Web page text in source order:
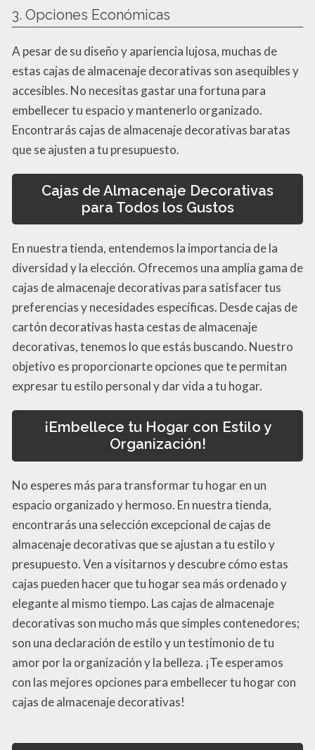
3. Opciones Económicas
A pesar de su diseño y apariencia lujosa, muchas de
estas cajas de almacenaje decorativas son asequibles y
accesibles. No necesitas gastar una fortuna para
embellecer tu espacio y mantenerlo organizado.
Encontrarás cajas de almacenaje decorativas baratas
que se ajusten a tu presupuesto.
Cajas de Almacenaje Decorativas
para Todos los Gustos
En nuestra tienda, entendemos la importancia de la
diversidad y la elección. Ofrecemos una amplia gama de
cajas de almacenaje decorativas para satisfacer tus
preferencias y necesidades específicas. Desde cajas de
cartón decorativas hasta cestas de almacenaje
decorativas, tenemos lo que estás buscando. Nuestro
objetivo es proporcionarte opciones que te permitan
expresar tu estilo personal y dar vida a tu hogar.
¡Embellece tu Hogar con Estilo y
Organización!
No esperes más para transformar tu hogar en un
espacio organizado y hermoso. En nuestra tienda,
encontrarás una selección excepcional de cajas de
almacenaje decorativas que se ajustan a tu estilo y
presupuesto. Ven a visitarnos y descubre cómo estas
cajas pueden hacer que tu hogar sea más ordenado y
elegante al mismo tiempo. Las cajas de almacenaje
decorativas son mucho más que simples contenedores;
son una declaración de estilo y un testimonio de tu
amor por la organización y la belleza. ¡Te esperamos
con las mejores opciones para embellecer tu hogar con
cajas de almacenaje decorativas!